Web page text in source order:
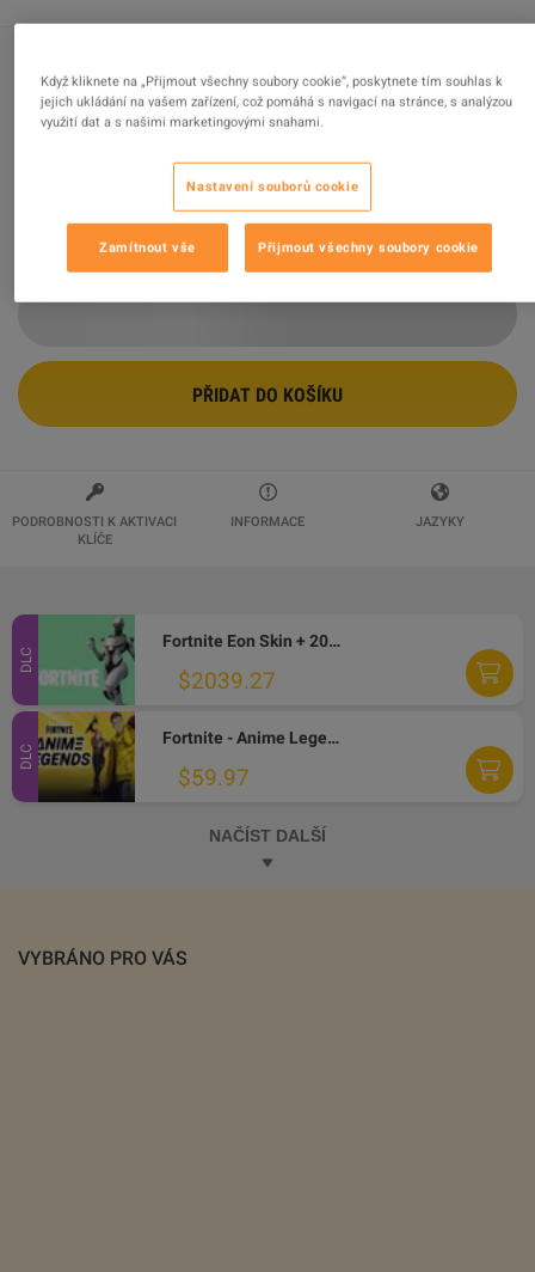
Fortnite - 54000 V-Bucks Epic Games / XBOX One /
Xbox Series X|S Account
% hodnocení z 144 je vynikajících
$383.34
PŘIDAT DO KOŠÍKU
PODROBNOSTI K AKTIVACI
KLÍČE
INFORMACE JAZYKY
DLC
Fortnite Eon Skin + 2000 V-Bucks XBOX ONE CD Key
$2039.27
DLC
Fortnite - Anime Legends Pack XBOX One CD Key
$59.97
NAČÍST DALŠÍ
VYBRÁNO PRO VÁS
Když kliknete na „Přijmout všechny soubory cookie“, poskytnete tím souhlas k
jejich ukládání na vašem zařízení, což pomáhá s navigací na stránce, s analýzou
využití dat a s našimi marketingovými snahami.
Nastavení souborů cookie
Zamítnout vše Přijmout všechny soubory cookie